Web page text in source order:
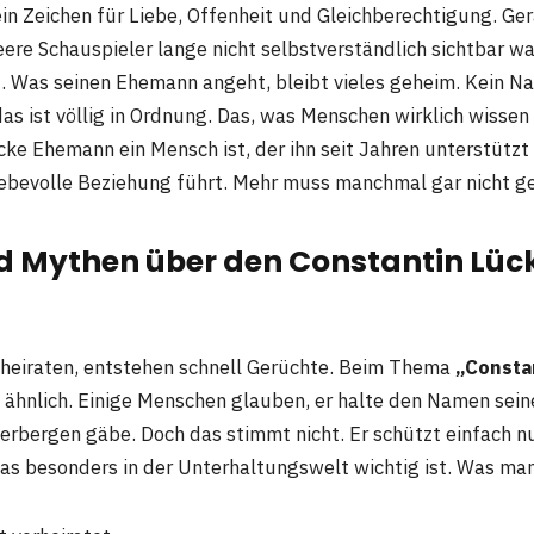
Zeichen für Liebe, Offenheit und Gleichberechtigung.
Schauspieler lange nicht selbstverständlich sichtbar
seinen Ehemann angeht, bleibt vieles geheim. Kein
ist völlig in Ordnung. Das, was Menschen wirklich
Ehemann ein Mensch ist, der ihn seit Jahren
Beziehung führt. Mehr muss manchmal gar nicht
Mythen über den Constantin
entstehen schnell Gerüchte. Beim Thema
Einige Menschen glauben, er halte den Namen
gäbe. Doch das stimmt nicht. Er schützt einfach
besonders in der Unterhaltungswelt wichtig ist. Was